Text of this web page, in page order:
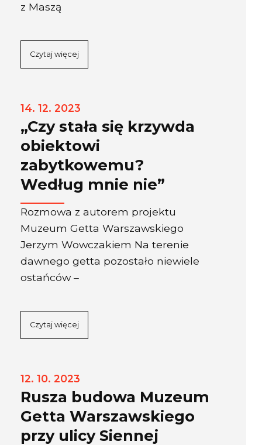
z Maszą
Czytaj więcej
14. 12. 2023
„Czy stała się krzywda
obiektowi
zabytkowemu?
Według mnie nie”
Rozmowa z autorem projektu
Muzeum Getta Warszawskiego
Jerzym Wowczakiem Na terenie
dawnego getta pozostało niewiele
ostańców –
Czytaj więcej
12. 10. 2023
Rusza budowa Muzeum
Getta Warszawskiego
przy ulicy Siennej